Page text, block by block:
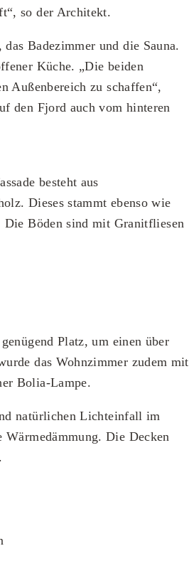
so der Architekt.
Badezimmer und die Sauna.
Küche. „Die beiden
Außenbereich zu schaffen“,
den Fjord auch vom hinteren
besteht aus
Dieses stammt ebenso wie
Böden sind mit Granitfliesen
Platz, um einen über
das Wohnzimmer zudem mit
Bolia-Lampe.
natürlichen Lichteinfall im
Die Decken